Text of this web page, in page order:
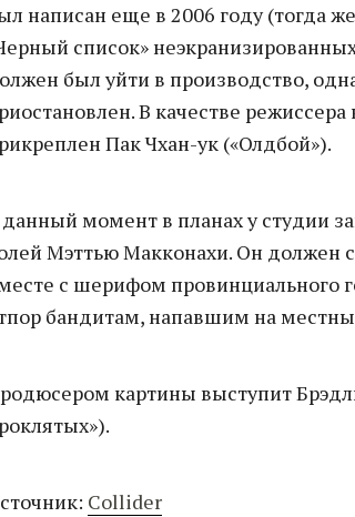
написан еще в 2006 году (тогда
список»
был уйти в производство,
В качестве
Пак Чхан-ук («Олдбой»).
момент в планах у студии
Мэттью Макконахи. Он должен
с шерифом провинциального
бандитам, напавшим на
картины выступит
Collider